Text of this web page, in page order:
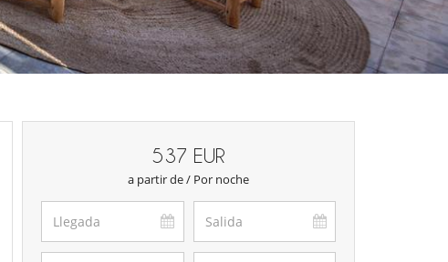
537 EUR
a partir de / Por noche